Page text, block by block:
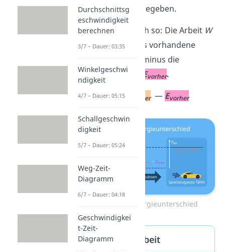
Einheit Jouleangegeben.
Sie berechnet sich so: Die Arbeit W
ist die am Schluss vorhandene
minus die
Anfangsenergie
Evorher.
W =E nachher— Evorher
Arbeit als Energieunterschied
Definition Arbeit
Durchschnittsg
eschwindigkeit
berechnen
3/7 – Dauer: 03:35
Winkelgeschwi
ndigkeit
4/7 – Dauer: 05:15
Schallgeschwin
digkeit
5/7 – Dauer: 05:24
Weg-Zeit-
Diagramm
6/7 – Dauer: 04:18
Geschwindigkei
t-Zeit-
Diagramm